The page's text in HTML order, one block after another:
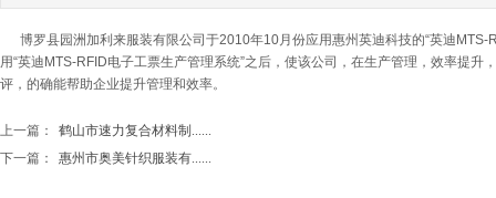
博罗县园洲加利来服装有限公司于2010年10月份应用惠州英迪科技的“英迪MTS-
用“英迪MTS-RFID电子工票生产管理系统”之后，使该公司，在生产管理，效率提
评，的确能帮助企业提升管理和效率。
上一篇：
鹤山市速力复合材料制......
下一篇：
惠州市奥美针织服装有......